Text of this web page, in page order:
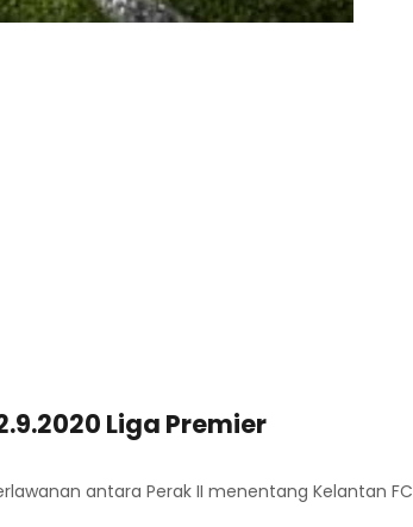
Liga Premier
antara Perak II menentang Kelantan FC